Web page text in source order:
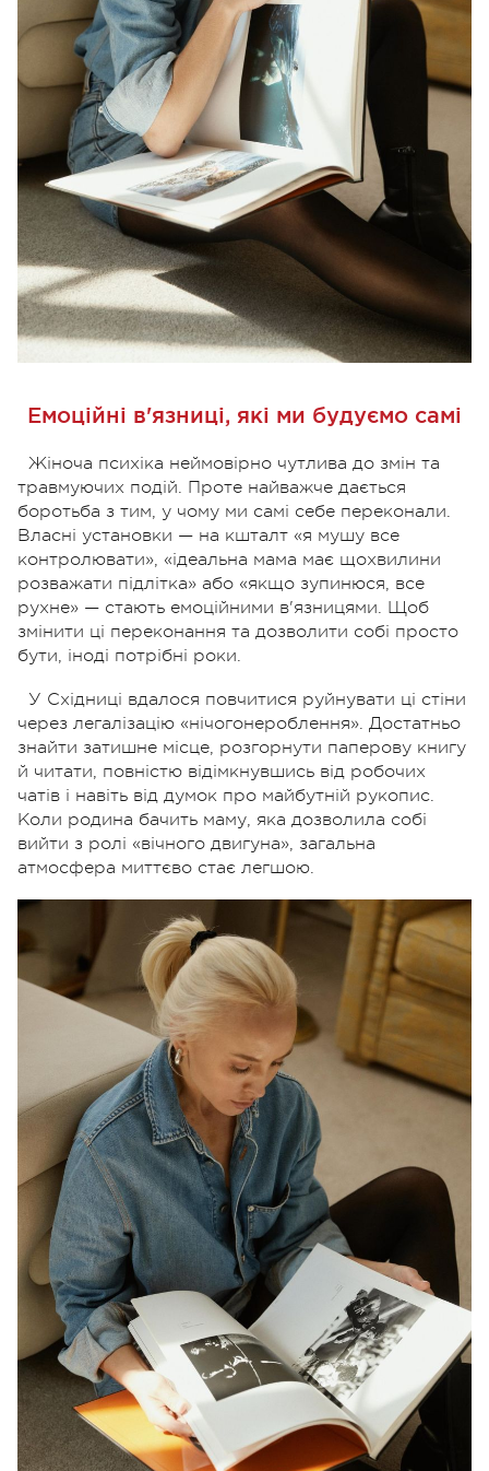
Емоційні в'язниці, які ми будуємо самі
Жіноча психіка неймовірно чутлива до змін та
травмуючих подій. Проте найважче дається
боротьба з тим, у чому ми самі себе переконали.
Власні установки — на кшталт «я мушу все
контролювати», «ідеальна мама має щохвилини
розважати підлітка» або «якщо зупинюся, все
рухне» — стають емоційними в'язницями. Щоб
змінити ці переконання та дозволити собі просто
бути, іноді потрібні роки.
У Східниці вдалося повчитися руйнувати ці стіни
через легалізацію «нічогонероблення». Достатньо
знайти затишне місце, розгорнути паперову книгу
й читати, повністю відімкнувшись від робочих
чатів і навіть від думок про майбутній рукопис.
Коли родина бачить маму, яка дозволила собі
вийти з ролі «вічного двигуна», загальна
атмосфера миттєво стає легшою.